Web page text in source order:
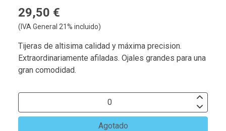
29,50 €
(IVA General 21% incluido)
Tijeras de altisima calidad y máxima precision.
Extraordinariamente afiladas. Ojales grandes para una
gran comodidad.
Agotado